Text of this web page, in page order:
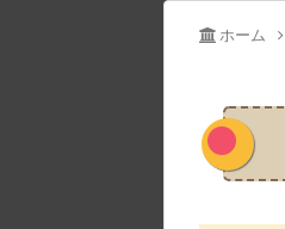
ホーム